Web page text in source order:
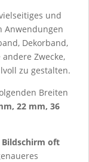
und
Anwendungen
Dekorband,
Zwecke,
zu gestalten.
Breiten
22 mm, 36
Bildschirm oft